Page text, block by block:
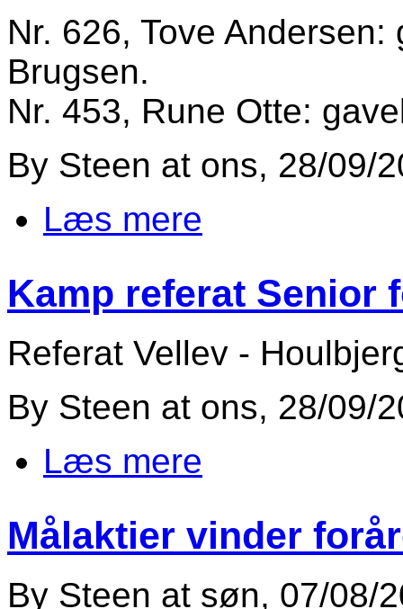
Nr. 626, Tove
Brugsen.
Nr. 453, Rune Otte:
By Steen at ons, 28/09/
Læs mere
Kamp referat Senior
Referat Vellev -
By Steen at ons, 28/09/
Læs mere
Målaktier vinder
By Steen at søn, 07/08/